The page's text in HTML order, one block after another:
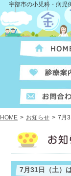
宇部市の小児科・病児
HOME > お知らせ > 7月
7月31日（土）